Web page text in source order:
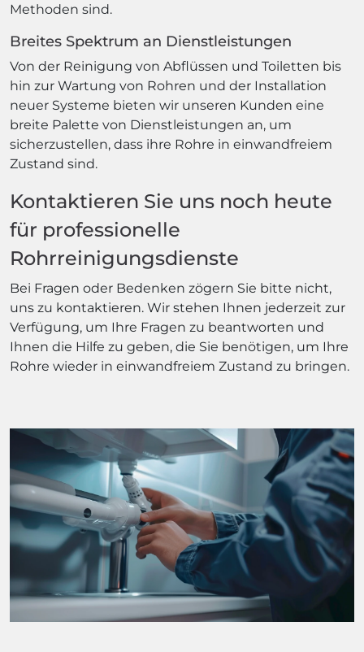
Methoden sind.
Breites Spektrum an Dienstleistungen
Von der Reinigung von Abflüssen und Toiletten bis
hin zur Wartung von Rohren und der Installation
neuer Systeme bieten wir unseren Kunden eine
breite Palette von Dienstleistungen an, um
sicherzustellen, dass ihre Rohre in einwandfreiem
Zustand sind.
Kontaktieren Sie uns noch heute
für professionelle
Rohrreinigungsdienste
Bei Fragen oder Bedenken zögern Sie bitte nicht,
uns zu kontaktieren. Wir stehen Ihnen jederzeit zur
Verfügung, um Ihre Fragen zu beantworten und
Ihnen die Hilfe zu geben, die Sie benötigen, um Ihre
Rohre wieder in einwandfreiem Zustand zu bringen.